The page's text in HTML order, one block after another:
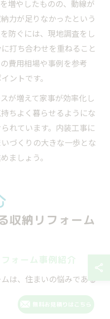
増やしたものの、動線が
力が足りなかったという
防ぐには、現地調査をし
打ち合わせを重ねること
費用相場や事例を参考
ントです。
が増えて家事が効率化し
ちよく暮らせるようにな
れています。内装工事に
づくりの大きな一歩とな
ましょう。
収納リフォーム
ォーム事例紹介
は、住まいの悩みである
る有効な方法です。例え
ローゼットを増設した事
無料お見積りはこちら